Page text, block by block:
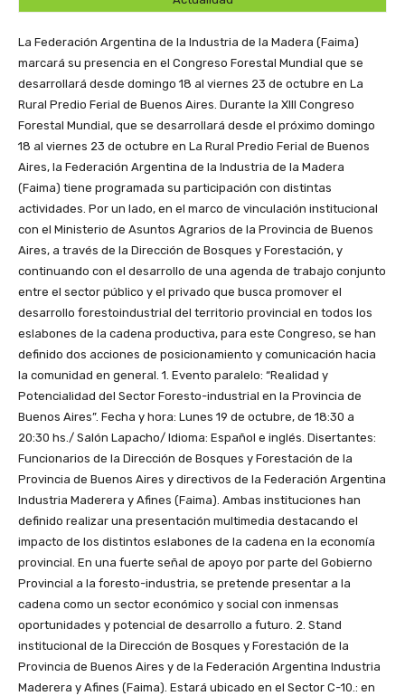
La Federación Argentina de la Industria de la Madera (Faima)
marcará su presencia en el Congreso Forestal Mundial que se
desarrollará desde domingo 18 al viernes 23 de octubre en La
Rural Predio Ferial de Buenos Aires. Durante la XIII Congreso
Forestal Mundial, que se desarrollará desde el próximo domingo
18 al viernes 23 de octubre en La Rural Predio Ferial de Buenos
Aires, la Federación Argentina de la Industria de la Madera
(Faima) tiene programada su participación con distintas
actividades. Por un lado, en el marco de vinculación institucional
con el Ministerio de Asuntos Agrarios de la Provincia de Buenos
Aires, a través de la Dirección de Bosques y Forestación, y
continuando con el desarrollo de una agenda de trabajo conjunto
entre el sector público y el privado que busca promover el
desarrollo forestoindustrial del territorio provincial en todos los
eslabones de la cadena productiva, para este Congreso, se han
definido dos acciones de posicionamiento y comunicación hacia
la comunidad en general. 1. Evento paralelo: “Realidad y
Potencialidad del Sector Foresto-industrial en la Provincia de
Buenos Aires”. Fecha y hora: Lunes 19 de octubre, de 18:30 a
20:30 hs./ Salón Lapacho/ Idioma: Español e inglés. Disertantes:
Funcionarios de la Dirección de Bosques y Forestación de la
Provincia de Buenos Aires y directivos de la Federación Argentina
Industria Maderera y Afines (Faima). Ambas instituciones han
definido realizar una presentación multimedia destacando el
impacto de los distintos eslabones de la cadena en la economía
provincial. En una fuerte señal de apoyo por parte del Gobierno
Provincial a la foresto-industria, se pretende presentar a la
cadena como un sector económico y social con inmensas
oportunidades y potencial de desarrollo a futuro. 2. Stand
institucional de la Dirección de Bosques y Forestación de la
Provincia de Buenos Aires y de la Federación Argentina Industria
Maderera y Afines (Faima). Estará ubicado en el Sector C-10.: en